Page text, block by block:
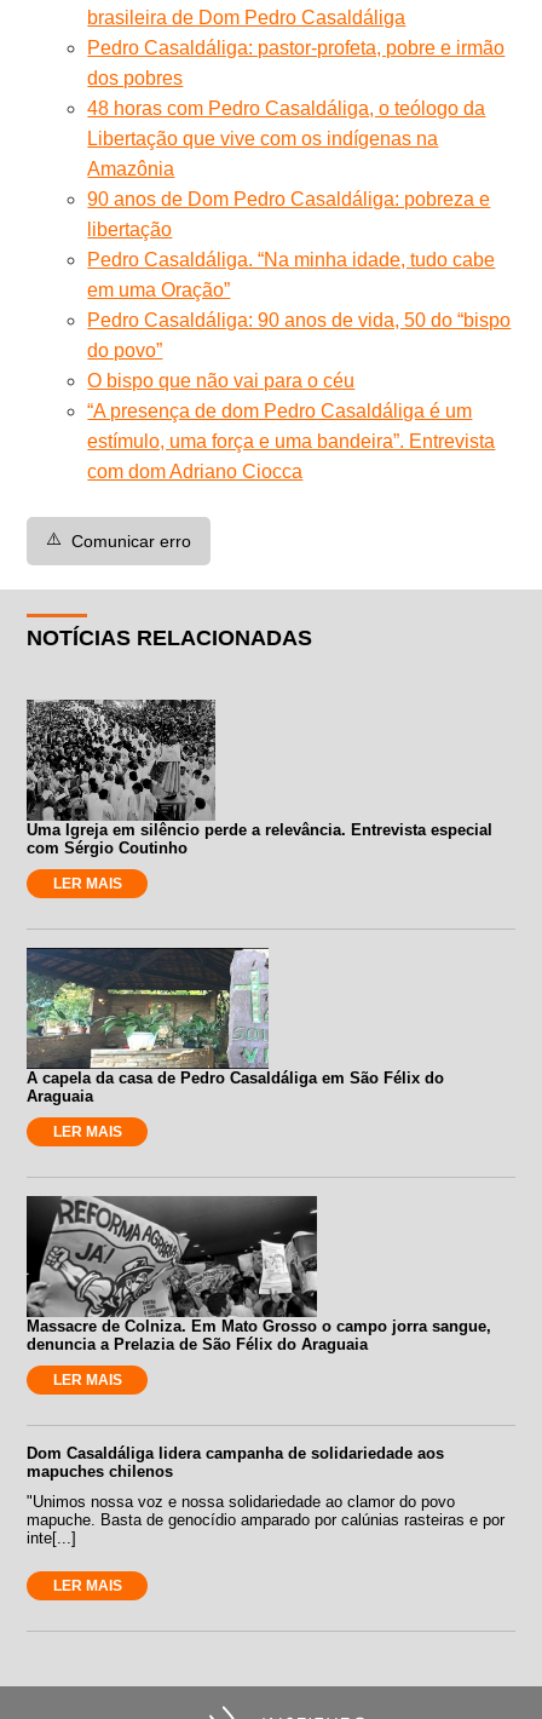
brasileira de Dom Pedro Casaldáliga
Pedro Casaldáliga: pastor-profeta, pobre e irmão
dos pobres
48 horas com Pedro Casaldáliga, o teólogo da
Libertação que vive com os indígenas na
Amazônia
90 anos de Dom Pedro Casaldáliga: pobreza e
libertação
Pedro Casaldáliga. “Na minha idade, tudo cabe
em uma Oração”
Pedro Casaldáliga: 90 anos de vida, 50 do “bispo
do povo”
O bispo que não vai para o céu
“A presença de dom Pedro Casaldáliga é um
estímulo, uma força e uma bandeira”. Entrevista
com dom Adriano Ciocca
⚠️ Comunicar erro
NOTÍCIAS RELACIONADAS
Uma Igreja em silêncio perde a relevância. Entrevista especial
com Sérgio Coutinho
LER MAIS
A capela da casa de Pedro Casaldáliga em São Félix do
Araguaia
LER MAIS
Massacre de Colniza. Em Mato Grosso o campo jorra sangue,
denuncia a Prelazia de São Félix do Araguaia
LER MAIS
Dom Casaldáliga lidera campanha de solidariedade aos
mapuches chilenos
"Unimos nossa voz e nossa solidariedade ao clamor do povo
mapuche. Basta de genocídio amparado por calúnias rasteiras e por
inte[...]
LER MAIS